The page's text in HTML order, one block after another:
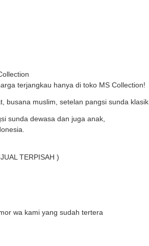
terjangkau hanya di toko MS Collection!
busana muslim, setelan pangsi sunda klasik.
sunda dewasa dan juga anak,
TERPISAH )
wa kami yang sudah tertera